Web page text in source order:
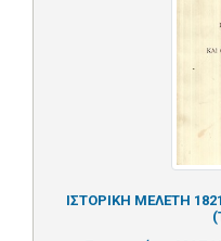
ΙΣΤΟΡΙΚΗ ΜΕΛΕΤΗ